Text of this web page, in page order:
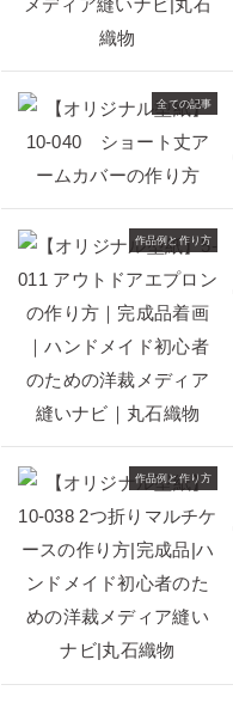
全ての記事
作品例と作り方
作品例と作り方